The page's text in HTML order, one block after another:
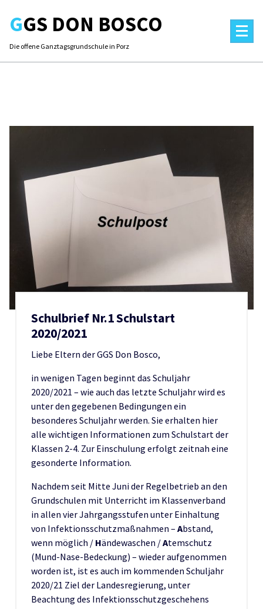
contentGGS DON BOSCO
Die offene Ganztagsgrundschule in Porz
Schulbrief Nr.1 Schulstart
2020/2021
Liebe Eltern der GGS Don Bosco,
in wenigen Tagen beginnt das Schuljahr
2020/2021 – wie auch das letzte Schuljahr wird es
unter den gegebenen Bedingungen ein
besonderes Schuljahr werden. Sie erhalten hier
alle wichtigen Informationen zum Schulstart der
Klassen 2-4. Zur Einschulung erfolgt zeitnah eine
gesonderte Information.
Nachdem seit Mitte Juni der Regelbetrieb an den
Grundschulen mit Unterricht im Klassenverband
in allen vier Jahrgangsstufen unter Einhaltung
von Infektionsschutzmaßnahmen – Abstand,
wenn möglich / Händewaschen /Atemschutz
(Mund-Nase-Bedeckung) – wieder aufgenommen
worden ist, ist es auch im kommenden Schuljahr
2020/21 Ziel der Landesregierung, unter
Beachtung des Infektionsschutzgeschehens